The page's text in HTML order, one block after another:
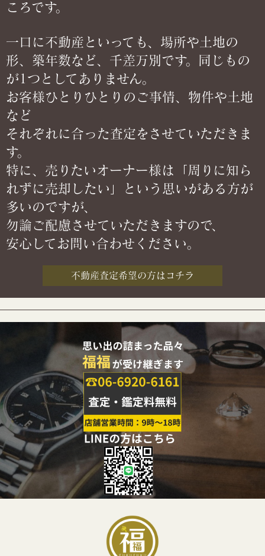
ころです。
一口に不動産といっても、場所や土地の
形、築年数など、 千差万別です。同じもの
が1つとしてありません。
お客様ひとりひとりのご事情、物件や土地
など
それぞれに合った査定をさせていただきま
す。
特に、売りたいオーナー様は「周りに知ら
れずに売却したい」という思いがある方が
多いのですが、
勿論ご配慮させていただきますので、
安心してお問い合わせください。
不動産査定希望の方はコチラ